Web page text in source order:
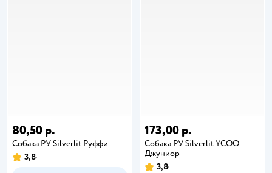
80,50 р.
Собака РУ Silverlit Руффи
3,8
173,00 р.
Собака РУ Silverlit YCOO
Джуниор
3,8